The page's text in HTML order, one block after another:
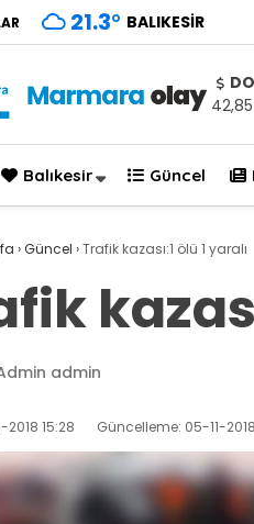
21.3° BALIKESIR
42,85
Balıkesir Güncel
›Güncel ›Trafik kazası:1 ölü 1 yaralı
admin
2018 15:28 Güncelleme: 05-11-2018